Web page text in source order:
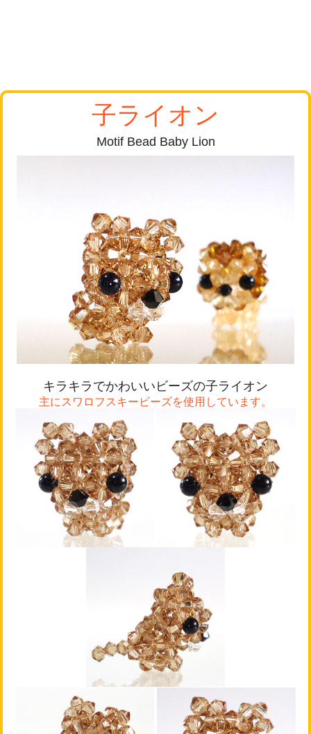
子ライオン
Motif Bead Baby Lion
キラキラでかわいいビーズの子ライオン
主にスワロフスキービーズを使用しています。